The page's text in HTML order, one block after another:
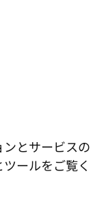
とサービスの
ールをご覧く